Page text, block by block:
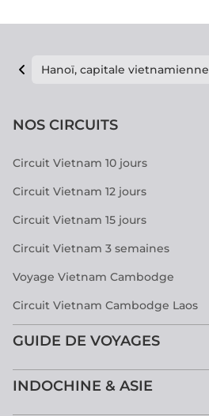
Hanoï, capitale vietnamienne
NOS CIRCUITS
Circuit Vietnam 10 jours
Circuit Vietnam 12 jours
Circuit Vietnam 15 jours
Circuit Vietnam 3 semaines
Voyage Vietnam Cambodge
Circuit Vietnam Cambodge Laos
GUIDE DE VOYAGES
INDOCHINE & ASIE